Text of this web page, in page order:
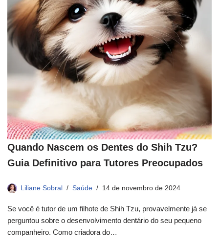
Quando Nascem os Dentes do Shih Tzu?
Guia Definitivo para Tutores Preocupados
Liliane Sobral Saúde 14 de novembro de 2024
Se você é tutor de um filhote de Shih Tzu, provavelmente já se
perguntou sobre o desenvolvimento dentário do seu pequeno
companheiro. Como criadora do…